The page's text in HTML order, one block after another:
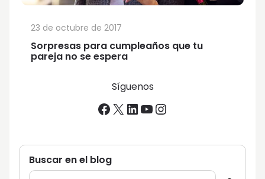
Sorpresas para cumpleaños que tu
pareja no se espera
23 de octubre de 2017
Síguenos
Facebook
X LinkedIn
YouTube
Instagram
Buscar en el blog